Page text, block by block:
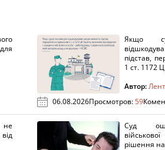
Якщо
підстав,
1 ст. 1172 Ц
Автор:
06.08.2026Просмотров:59
Суд
рішення